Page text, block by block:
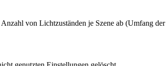
von Lichtzuständen je Szene ab (Umfang